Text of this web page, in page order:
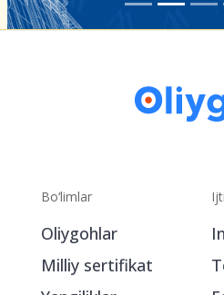
Bo‘limlar
Oliygohlar
Milliy sertifikat